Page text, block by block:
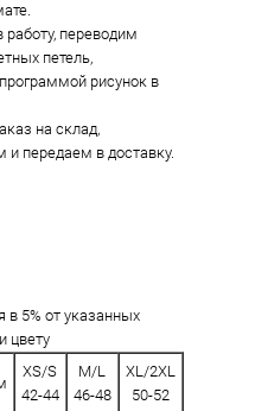
переводим
петель,
рисунок в
на склад,
передаем в доставку.
в 5% от указанных
цвету
XS/S
42-44
M/L
46-48
XL/2XL
50-52